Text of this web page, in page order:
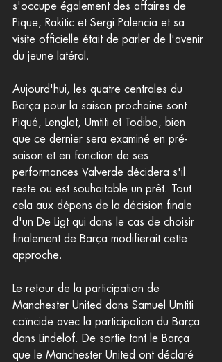
s'occupe également des affaires de
Pique, Rakitic et Sergi Palencia et sa
visite officielle était de parler de l'avenir
du jeune latéral.
Aujourd'hui, les quatre centrales du
Barça pour la saison prochaine sont
Piqué, Lenglet, Umtiti et Todibo, bien
que ce dernier sera examiné en pré-
saison et en fonction de ses
performances Valverde décidera s'il
reste ou est souhaitable un prêt. Tout
cela aux dépens de la décision finale
d'un De Ligt qui dans le cas de choisir
finalement de Barça modifierait cette
approche.
Le retour de la participation de
Manchester United dans Samuel Umtiti
coïncide avec la participation du Barça
dans Lindelof. De sortie tant le Barça
que le Manchester United ont déclaré